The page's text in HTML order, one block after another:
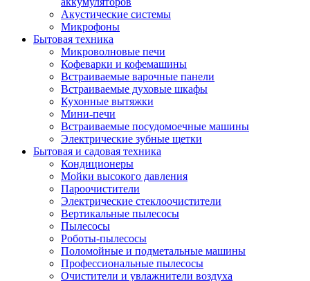
Акустические системы
Микрофоны
Бытовая техника
Микроволновые печи
Кофеварки и кофемашины
Встраиваемые варочные панели
Встраиваемые духовые шкафы
Кухонные вытяжки
Мини-печи
Встраиваемые посудомоечные машины
Электрические зубные щетки
Бытовая и садовая техника
Кондиционеры
Мойки высокого давления
Пароочистители
Электрические стеклоочистители
Вертикальные пылесосы
Пылесосы
Роботы-пылесосы
Поломойные и подметальные машины
Профессиональные пылесосы
Очистители и увлажнители воздуха